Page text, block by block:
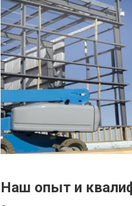
Наш опыт и